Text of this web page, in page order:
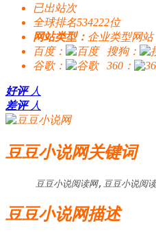
已出站次
全球排名534222位
网站类型： 企业类型网站
百度：
搜狗：
谷歌：
360：
好评 人
差评 人
豆豆小说网关键词
豆豆小说阅读网,豆豆小说阅
豆豆小说网描述